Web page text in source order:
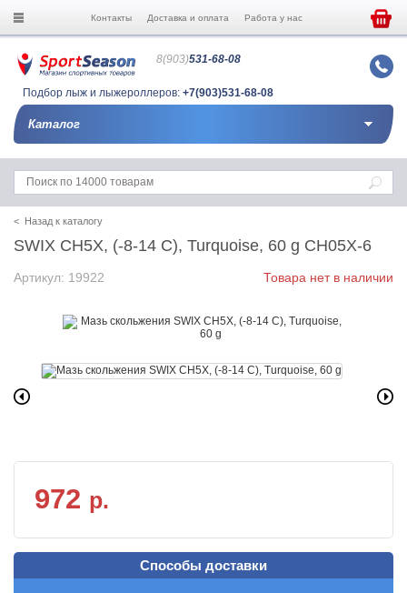
Контакты Доставка и оплата Работа у нас
8(903)531-68-08
Подбор лыж и лыжероллеров: +7(903)531-68-08
Каталог
< Назад к каталогу
SWIX CH5X, (-8-14 C), Turquoise, 60 g CH05X-6
Артикул: 19922 Товара нет в наличии
972 р.
Способы доставки